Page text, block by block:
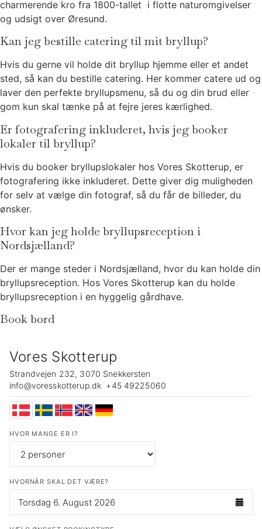
charmerende kro fra 1800-tallet i flotte naturomgivelser
og udsigt over Øresund.
Kan jeg bestille catering til mit bryllup?
Hvis du gerne vil holde dit bryllup hjemme eller et andet
sted, så kan du bestille catering. Her kommer catere ud og
laver den perfekte bryllupsmenu, så du og din brud eller
gom kun skal tænke på at fejre jeres kærlighed.
Er fotografering inkluderet, hvis jeg booker
lokaler til bryllup?
Hvis du booker bryllupslokaler hos Vores Skotterup, er
fotografering ikke inkluderet. Dette giver dig muligheden
for selv at vælge din fotograf, så du får de billeder, du
ønsker.
Hvor kan jeg holde bryllupsreception i
Nordsjælland?
Der er mange steder i Nordsjælland, hvor du kan holde din
bryllupsreception. Hos Vores Skotterup kan du holde
bryllupsreception i en hyggelig gårdhave.
Book bord